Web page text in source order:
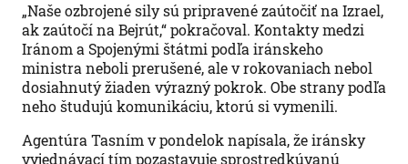
„Naše ozbrojené sily sú pripravené zaútočiť na Izrael,
ak zaútočí na Bejrút,“ pokračoval. Kontakty medzi
Iránom a Spojenými štátmi podľa iránskeho
ministra neboli prerušené, ale v rokovaniach nebol
dosiahnutý žiaden výrazný pokrok. Obe strany podľa
neho študujú komunikáciu, ktorú si vymenili.
Agentúra Tasním v pondelok napísala, že iránsky
vyjednávací tím pozastavuje sprostredkúvanú